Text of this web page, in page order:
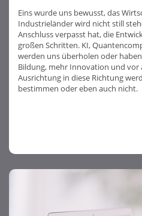
Eins wurde uns bewusst, das
Industrieländer wird nicht still
Anschluss verpasst hat, die
großen Schritten. KI,
werden uns überholen oder
Bildung, mehr Innovation und vor
Ausrichtung in diese Richtung
bestimmen oder eben auch nicht.